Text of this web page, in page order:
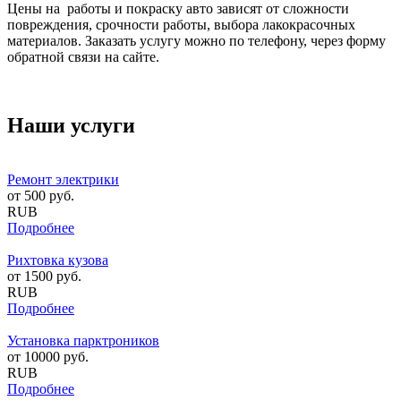
Цены на работы и покраску авто зависят от сложности
повреждения, срочности работы, выбора лакокрасочных
материалов. Заказать услугу можно по телефону, через форму
обратной связи на сайте.
Наши услуги
Ремонт электрики
от 500 руб.
RUB
Подробнее
Рихтовка кузова
от 1500 руб.
RUB
Подробнее
Установка парктроников
от 10000 руб.
RUB
Подробнее